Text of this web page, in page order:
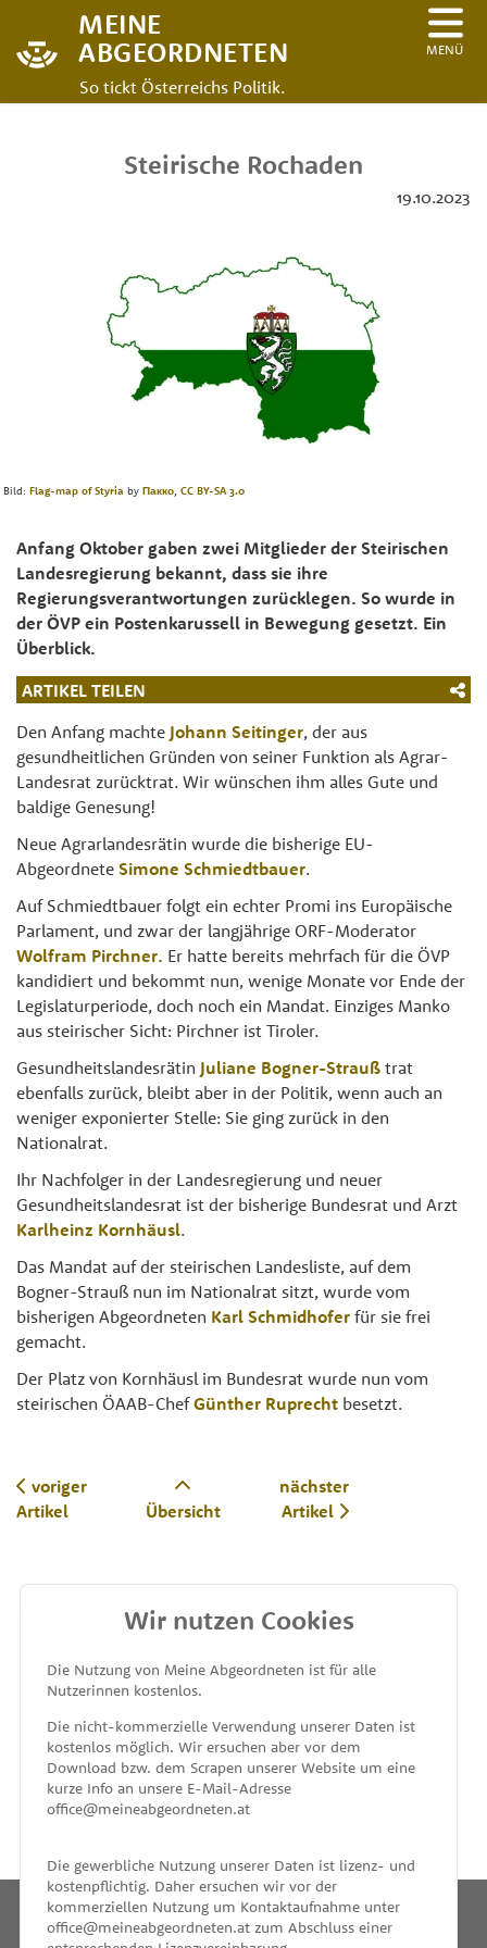
MEINE
ABGEORDNETEN
So tickt Österreichs Politik.
MENÜ
19.10.2023
Steirische Rochaden
Bild: Flag-map of Styria by Пакко, CC BY-SA 3.0
Anfang Oktober gaben zwei Mitglieder der Steirischen
Landesregierung bekannt, dass sie ihre
Regierungsverantwortungen zurücklegen. So wurde in
der ÖVP ein Postenkarussell in Bewegung gesetzt. Ein
Überblick.
ARTIKEL TEILEN
Den Anfang machte Johann Seitinger, der aus
gesundheitlichen Gründen von seiner Funktion als Agrar-
Landesrat zurücktrat. Wir wünschen ihm alles Gute und
baldige Genesung!
Neue Agrarlandesrätin wurde die bisherige EU-
Abgeordnete Simone Schmiedtbauer.
Auf Schmiedtbauer folgt ein echter Promi ins Europäische
Parlament, und zwar der langjährige ORF-Moderator
Wolfram Pirchner. Er hatte bereits mehrfach für die ÖVP
kandidiert und bekommt nun, wenige Monate vor Ende der
Legislaturperiode, doch noch ein Mandat. Einziges Manko
aus steirischer Sicht: Pirchner ist Tiroler.
Gesundheitslandesrätin Juliane Bogner-Strauß trat
ebenfalls zurück, bleibt aber in der Politik, wenn auch an
weniger exponierter Stelle: Sie ging zurück in den
Nationalrat.
Ihr Nachfolger in der Landesregierung und neuer
Gesundheitslandesrat ist der bisherige Bundesrat und Arzt
Karlheinz Kornhäusl.
Das Mandat auf der steirischen Landesliste, auf dem
Bogner-Strauß nun im Nationalrat sitzt, wurde vom
bisherigen Abgeordneten Karl Schmidhofer für sie frei
gemacht.
Der Platz von Kornhäusl im Bundesrat wurde nun vom
steirischen ÖAAB-ChefGünther Ruprecht besetzt.
voriger
Artikel
Übersicht
nächster
Artikel
MEINE ABGEORDNETEN
unterstützt von
Wir nutzen Cookies
Die Nutzung von Meine Abgeordneten ist für alle
Nutzerinnen kostenlos.
Die nicht-kommerzielle Verwendung unserer Daten ist
kostenlos möglich. Wir ersuchen aber vor dem
Download bzw. dem Scrapen unserer Website um eine
kurze Info an unsere E-Mail-Adresse
office@meineabgeordneten.at
Die gewerbliche Nutzung unserer Daten ist lizenz- und
kostenpflichtig. Daher ersuchen wir vor der
kommerziellen Nutzung um Kontaktaufnahme unter
office@meineabgeordneten.at zum Abschluss einer